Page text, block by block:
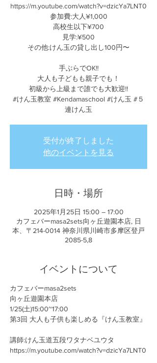
https://m.youtube.com/watch?v=dzicYa7LNT0
参加費:大人¥1,000
高校生以下¥700
見学:¥500
その他:けん玉の貸し出し100円〜
手ぶらでOK!!
大人も子どもも親子でも！
初級から上級まで誰でも大歓迎!!
#けん玉教室 #Kendamaschool #けん玉 #５
受付が終了しました
他のイベントを見る
日時・場所
2025年1月25日 15:00 – 17:00
カフェバーmasa2sets向ヶ丘遊園本店, 日
本、〒214-0014 神奈川県川崎市多摩区登戸
2085-5,8
イベントについて
カフェバーmasa2sets
向ヶ丘遊園本店
1/25(土)15:00~17:00
第3回 大人も子供も楽しめる『けん玉教室』
講師:けん玉道五段ワタナベユウタ
https://m.youtube.com/watch?v=dzicYa7LNT0